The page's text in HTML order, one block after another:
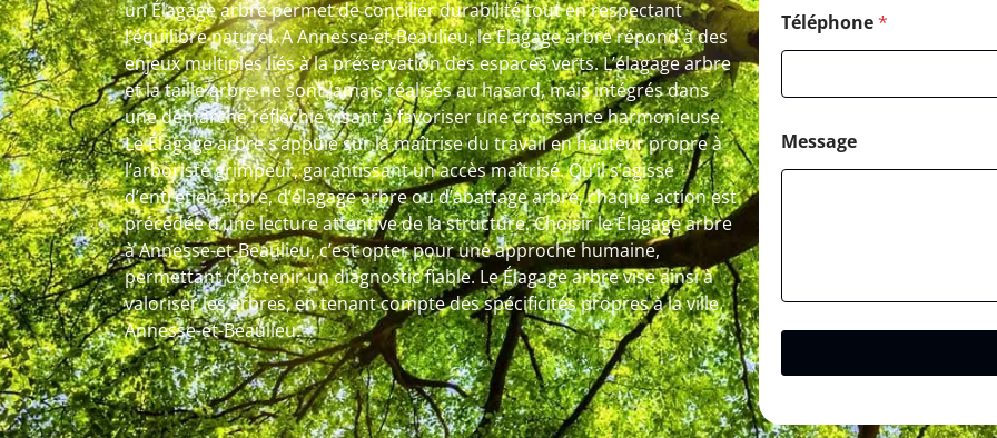
un Élagage arbre permet de concilier durabilité tout en respectant
l’équilibre naturel. A Annesse-et-Beaulieu, le Élagage arbre répond à des
enjeux multiples liés à la préservation des espaces verts. L’élagage arbre
et la taille arbre ne sont jamais réalisés au hasard, mais intégrés dans
une démarche réfléchie visant à favoriser une croissance harmonieuse.
Le Élagage arbre s’appuie sur la maîtrise du travail en hauteur propre à
l’arboriste grimpeur, garantissant un accès maîtrisé. Qu’il s’agisse
d’entretien arbre, d’élagage arbre ou d’abattage arbre, chaque action est
précédée d’une lecture attentive de la structure. Choisir le Élagage arbre
à Annesse-et-Beaulieu, c’est opter pour une approche humaine,
permettant d’obtenir un diagnostic fiable. Le Élagage arbre vise ainsi à
valoriser les arbres, en tenant compte des spécificités propres à la ville
Annesse-et-Beaulieu.
Téléphone*
Message